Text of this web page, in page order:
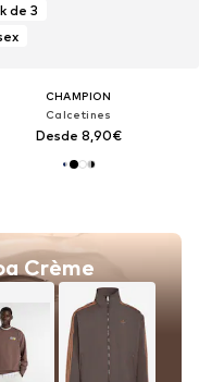
Crème
de 3
CHAMPION
Calcetines
Desde 8,90€